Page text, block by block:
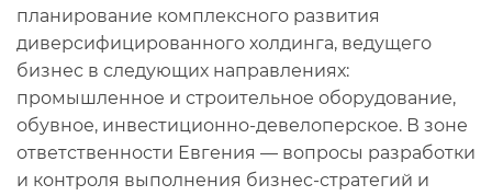
планирование комплексного развития
диверсифицированного холдинга, ведущего
бизнес в следующих направлениях:
промышленное и строительное оборудование,
обувное, инвестиционно-девелоперское. В зоне
ответственности Евгения — вопросы разработки
и контроля выполнения бизнес-стратегий и